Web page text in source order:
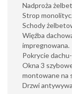
Nadproża
Strop
Schody
Więźba
impregnowana.
Pokrycie
Okna 3
montowane na
Drzwi